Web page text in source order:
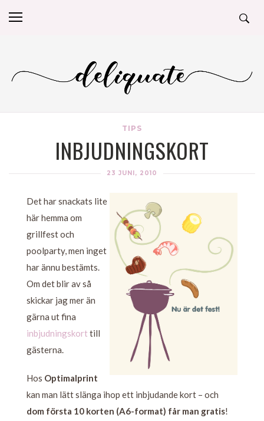
TIPS
INBJUDNINGSKORT
23 JUNI, 2010
Det har snackats lite
här hemma om
grillfest och
poolparty, men inget
har ännu bestämts.
Om det blir av så
skickar jag mer än
gärna ut fina
inbjudningskort till
gästerna.
Hos Optimalprint
kan man lätt slänga ihop ett inbjudande kort – och
dom första 10 korten (A6-format) får man gratis!